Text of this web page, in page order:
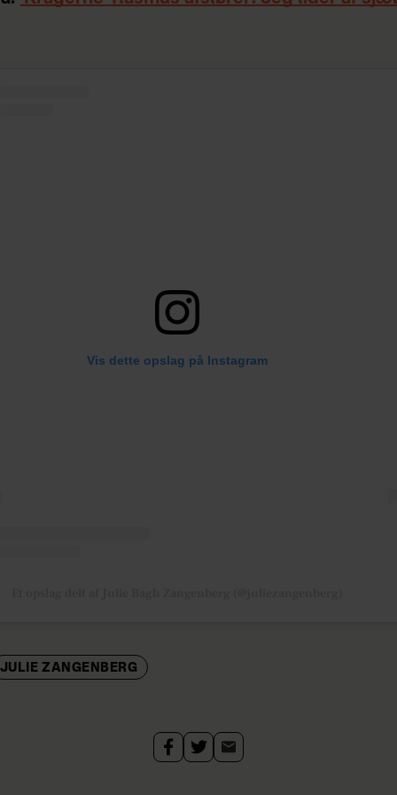
Vis dette opslag på Instagram
JULIE ZANGENBERG